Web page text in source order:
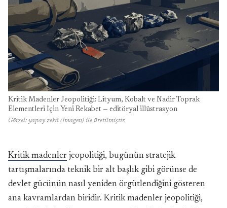
Kritik Madenler Jeopolitiği: Lityum, Kobalt ve Nadir Toprak
Elementleri İçin Yeni Rekabet — editöryal illüstrasyon
Görsel: yapay zekâ (Imagen) ile üretilmiştir.
Kritik madenler jeopolitiği, bugünün stratejik
tartışmalarında teknik bir alt başlık gibi görünse de
devlet gücünün nasıl yeniden örgütlendiğini gösteren
ana kavramlardan biridir. Kritik madenler jeopolitiği,